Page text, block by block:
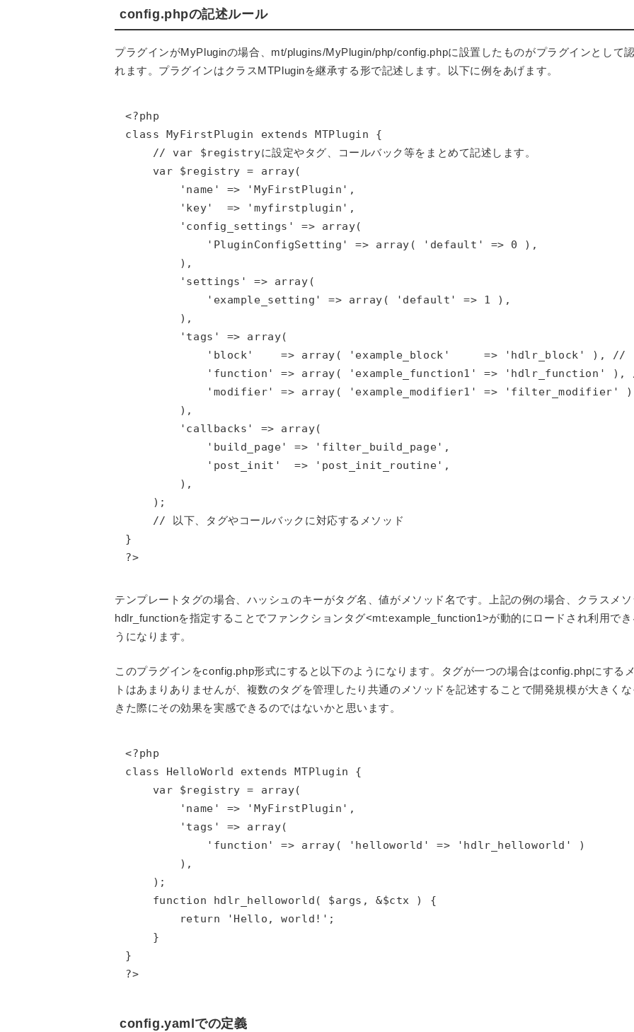
config.phpの記述ルール
プラグインがMyPluginの場合、mt/plugins/MyPlugin/php/config.phpに設置したものがプラグインとして
れます。プラグインはクラスMTPluginを継承する形で記述します。以下に例をあげます。
<?php
class MyFirstPlugin extends MTPlugin {
    // var $registryに設定やタグ、コールバック等をまとめて記述します。
    var $registry = array(
        'name' => 'MyFirstPlugin',
        'key'  => 'myfirstplugin',
        'config_settings' => array(
            'PluginConfigSetting' => array( 'default' => 0 ),
        ),
        'settings' => array(
            'example_setting' => array( 'default' => 1 ),
        ),
        'tags' => array(
'block'    => array( 'example_block'     => 'hdlr_block' ), //
'function' => array( 'example_function1' => 'hdlr_function' ),
'modifier' => array( 'example_modifier1' => 'filter_modifier'
        ),
        'callbacks' => array(
            'build_page' => 'filter_build_page',
            'post_init'  => 'post_init_routine',
        ),
    );
    // 以下、タグやコールバックに対応するメソッド
}
?>
テンプレートタグの場合、ハッシュのキーがタグ名、値がメソッド名です。上記の例の場合、クラスメ
hdlr_functionを指定することでファンクションタグ<mt:example_function1>が動的にロードされ利用で
うになります。
このプラグインをconfig.php形式にすると以下のようになります。タグが一つの場合はconfig.phpにする
トはあまりありませんが、複数のタグを管理したり共通のメソッドを記述することで開発規模が大きく
きた際にその効果を実感できるのではないかと思います。
<?php
class HelloWorld extends MTPlugin {
    var $registry = array(
        'name' => 'MyFirstPlugin',
        'tags' => array(
            'function' => array( 'helloworld' => 'hdlr_helloworld' )
        ),
    );
    function hdlr_helloworld( $args, &$ctx ) {
        return 'Hello, world!';
    }
}
?>
config.yamlでの定義